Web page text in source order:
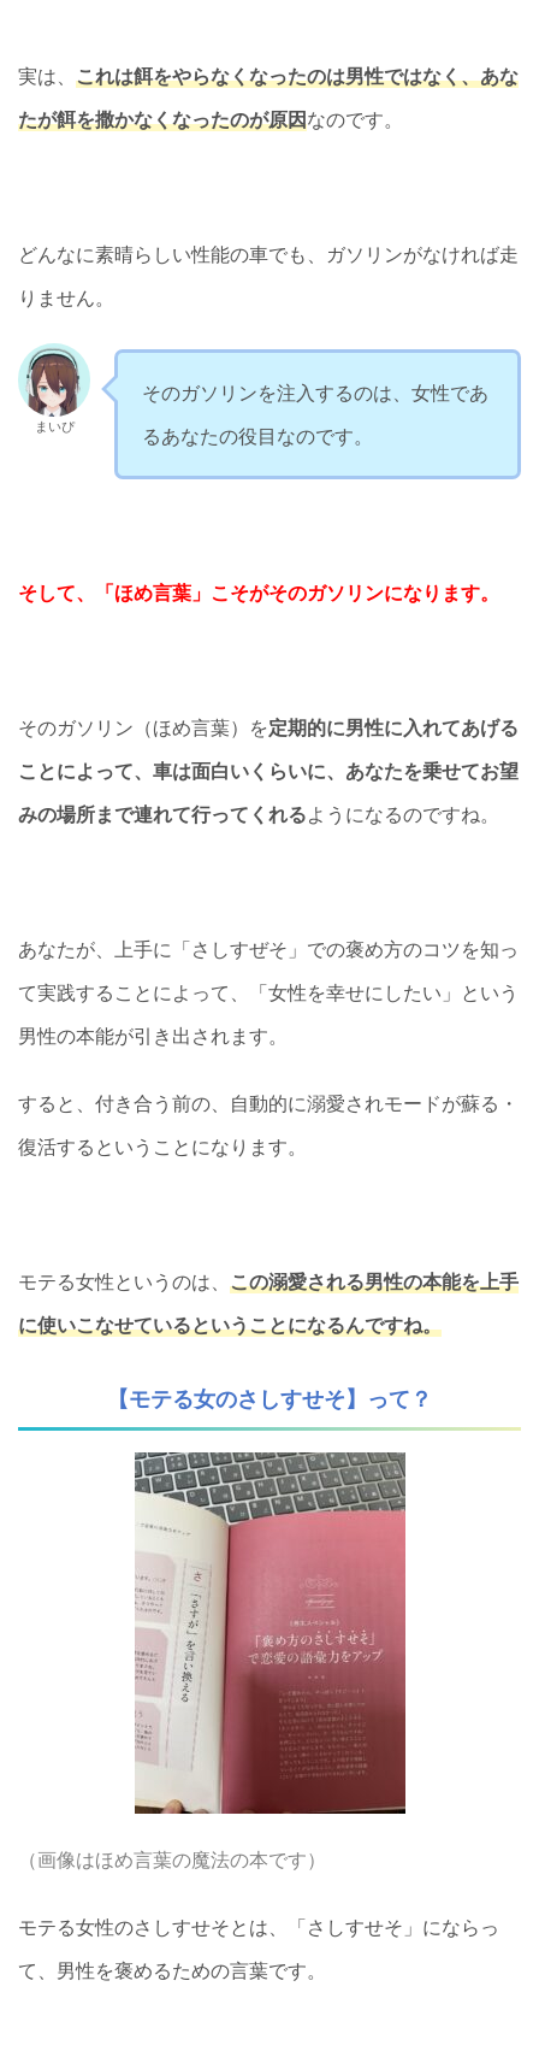
実は、 これは餌をやらなくなったのは男性ではなく、あな
たが餌を撒かなくなったのが原因なのです。
どんなに素晴らしい性能の車でも、ガソリンがなければ走
りません。
まいぴ
そのガソリンを注入するのは、女性であ
るあなたの役目なのです。
そして、「ほめ言葉」こそがそのガソリンになります。
そのガソリン（ほめ言葉）を定期的に男性に入れてあげる
ことによって、車は面白いくらいに、あなたを乗せてお望
みの場所まで連れて行ってくれるようになるのですね。
あなたが、上手に「さしすぜそ」での褒め方のコツを知っ
て実践することによって、「女性を幸せにしたい」という
男性の本能が引き出されます。
すると、付き合う前の、自動的に溺愛されモードが蘇る・
復活するということになります。
モテる女性というのは、 この溺愛される男性の本能を上手
に使いこなせているということになるんですね。
【モテる女のさしすせそ】って？
（画像はほめ言葉の魔法の本です）
モテる女性のさしすせそとは、「さしすせそ」にならっ
て、男性を褒めるための言葉です。